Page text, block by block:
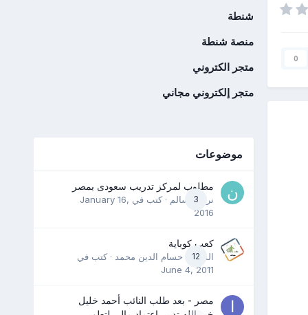
0
شنطة
منصة شنطة
متجر الكتروني
متجر إلكتروني مجاني
موضوعات
3
مطلوب لمركز تدريب سعودى بمصر
نرمين سالم · كتب في January 16,
2016
12
كعب كوباية
المدرب حسام الدين محمد · كتب في
June 4, 2011
مصر - بعد طلب النائب أحمد خليل